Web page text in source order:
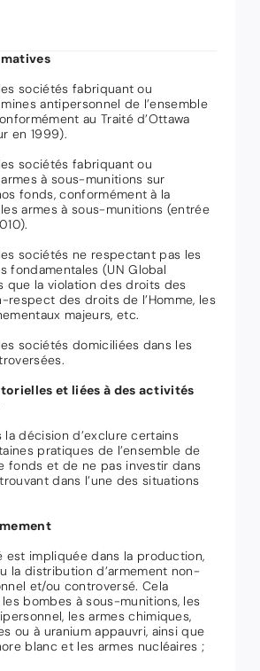
sociétés fabriquant ou
antipersonnel de l’ensemble
au Traité d’Ottawa
en 1999).
sociétés fabriquant ou
à sous-munitions sur
fonds, conformément à la
armes à sous-munitions (entrée
sociétés ne respectant pas les
fondamentales (UN Global
que la violation des droits des
respect des droits de l’Homme, les
majeurs, etc.
sociétés domiciliées dans les
et liées à des activités
la décision d’exclure certains
pratiques de l’ensemble de
fonds et de ne pas investir dans
dans l’une des situations
est impliquée dans la production,
la distribution d’armement non-
et/ou controversé. Cela
bombes à sous-munitions, les
les armes chimiques,
ou à uranium appauvri, ainsi que
blanc et les armes nucléaires ;